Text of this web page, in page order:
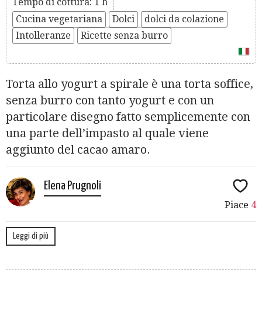
Cucina vegetariana
Dolci
dolci da colazione
Intolleranze
Ricette senza burro
Torta allo yogurt a spirale è una torta soffice,
senza burro con tanto yogurt e con un
particolare disegno fatto semplicemente con
una parte dell’impasto al quale viene
aggiunto del cacao amaro.
Elena Prugnoli
Piace 4
Leggi di più